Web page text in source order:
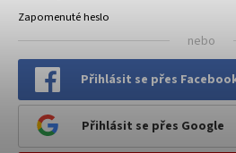
Zapomenuté heslo
nebo
Přihlásit se přes
Přihlásit se přes Google